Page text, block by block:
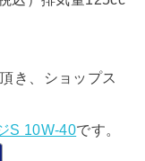
き、ショップス
S 10W-40です。